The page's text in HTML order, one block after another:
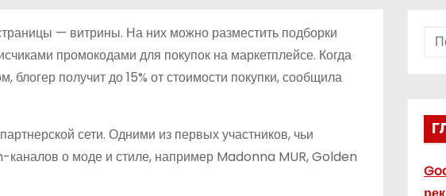
— витрины. На них можно разместить подборки
промокодами для покупок на маркетплейсе. Когда
блогер получит до 15% от стоимости покупки, сообщила
сети. Одними из первых участников, чьи
о моде и стиле, например Madonna MUR, Golden